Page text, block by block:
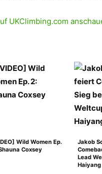
UKClimbing.com
Wild Women Ep.
Coxsey
Jakob
Lead
Haiyang